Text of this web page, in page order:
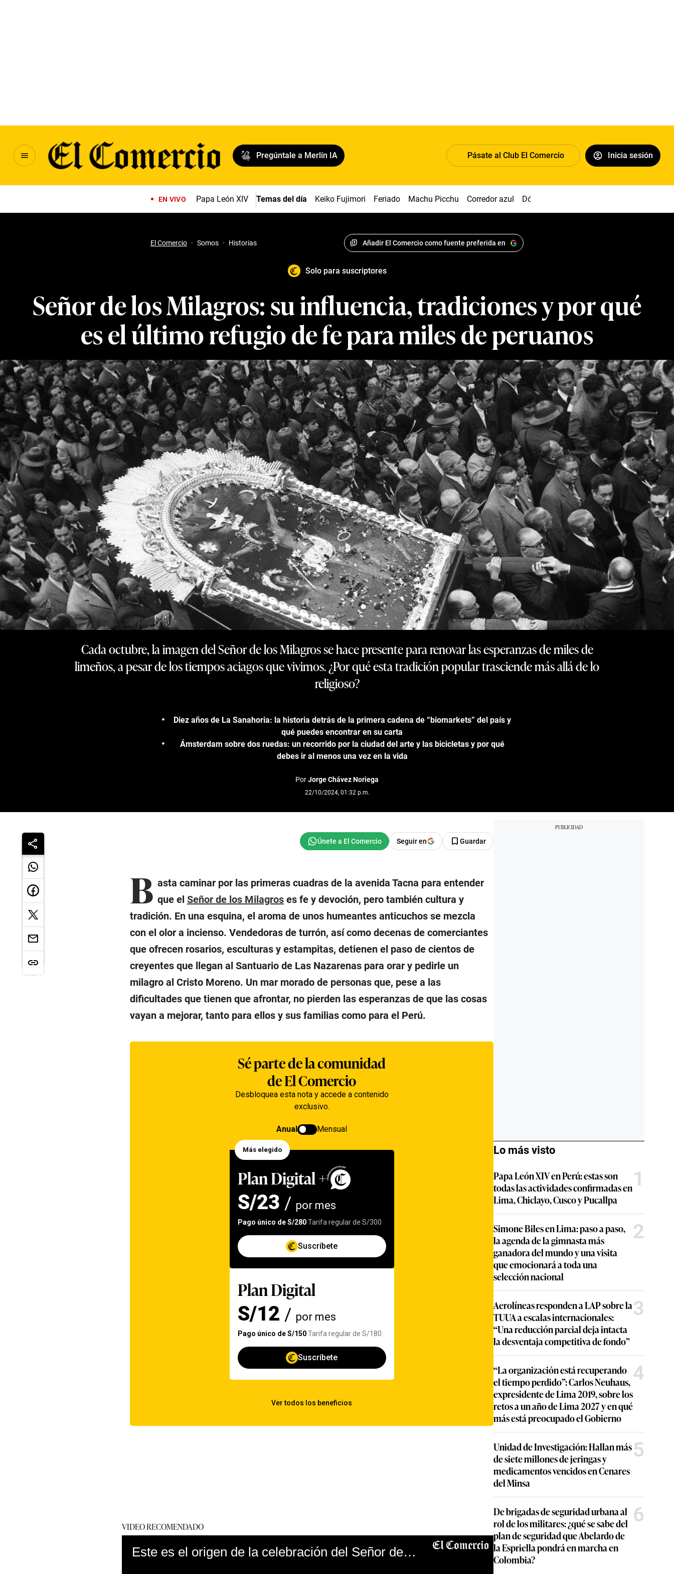
Pregúntale a Merlín IA Pásate al Club El Comercio Inicia sesión
EN VIVO Papa León XIV Temas del día Keiko Fujimori Feriado Machu Picchu Corredor azul Dólar
El Comercio · Somos · Historias Añadir El Comercio como fuente preferida en
Solo para suscriptores
Señor de los Milagros: su influencia, tradiciones y por qué
es el último refugio de fe para miles de peruanos
Cada octubre, la imagen del Señor de los Milagros se hace presente para renovar las esperanzas de miles de
limeños, a pesar de los tiempos aciagos que vivimos. ¿Por qué esta tradición popular trasciende más allá de lo
religioso?
Diez años de La Sanahoria: la historia detrás de la primera cadena de “biomarkets” del país y
qué puedes encontrar en su carta
Ámsterdam sobre dos ruedas: un recorrido por la ciudad del arte y las bicicletas y por qué
debes ir al menos una vez en la vida
PorJorge Chávez Noriega
22/10/2024, 01:32 p.m.
Seguir en Guardar
B asta caminar por las primeras cuadras de la avenida Tacna para entender
que el Señor de los Milagroses fe y devoción, pero también cultura y
tradición. En una esquina, el aroma de unos humeantes anticuchos se mezcla
con el olor a incienso. Vendedoras de turrón, así como decenas de comerciantes
que ofrecen rosarios, esculturas y estampitas, detienen el paso de cientos de
creyentes que llegan al Santuario de Las Nazarenas para orar y pedirle un
milagro al Cristo Moreno. Un mar morado de personas que, pese a las
dificultades que tienen que afrontar, no pierden las esperanzas de que las cosas
vayan a mejorar, tanto para ellos y sus familias como para el Perú.
VIDEO RECOMENDADO
Este es el origen de la celebración del Señor de los Milagros
Lo más visto
Papa León XIV en Perú: estas son
todas las actividades confirmadas en
Lima, Chiclayo, Cusco y Pucallpa
1
Simone Biles en Lima: paso a paso,
la agenda de la gimnasta más
ganadora del mundo y una visita
que emocionará a toda una
selección nacional
2
Aerolíneas responden a LAP sobre la
TUUA a escalas internacionales:
“Una reducción parcial deja intacta
la desventaja competitiva de fondo”
3
“La organización está recuperando
el tiempo perdido”: Carlos Neuhaus,
expresidente de Lima 2019, sobre los
retos a un año de Lima 2027 y en qué
más está preocupado el Gobierno
4
Unidad de Investigación: Hallan más
de siete millones de jeringas y
medicamentos vencidos en Cenares
del Minsa
5
De brigadas de seguridad urbana al
rol de los militares: ¿qué se sabe del
plan de seguridad que Abelardo de
la Espriella pondrá en marcha en
Colombia?
6